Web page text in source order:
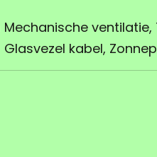
Mechanische ventilatie,
Glasvezel kabel,